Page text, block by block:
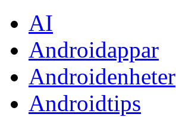
AI
Androidappar
Androidenheter
Androidtips